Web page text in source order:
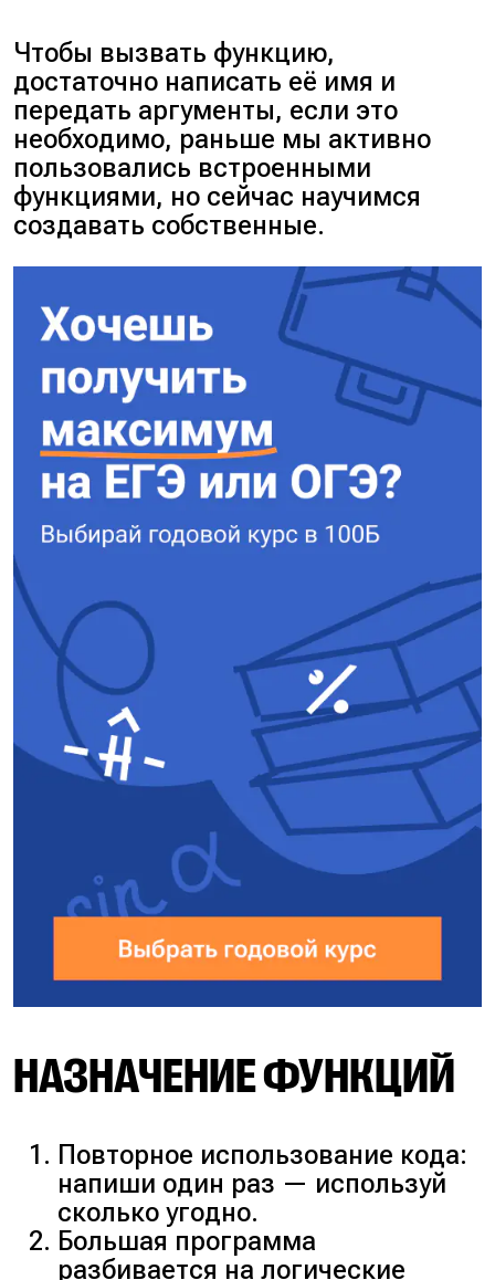
Чтобы вызвать функцию,
достаточно написать её имя и
передать аргументы, если это
необходимо, раньше мы активно
пользовались встроенными
функциями, но сейчас научимся
создавать собственные.
НАЗНАЧЕНИЕ ФУНКЦИЙ
Повторное использование кода:
напиши один раз — используй
сколько угодно.
Большая программа
разбивается на логические